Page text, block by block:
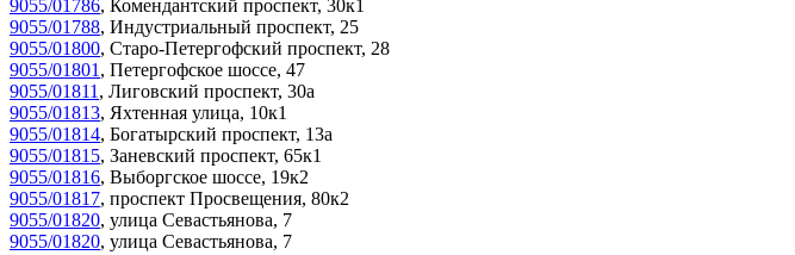
9055/01786, Комендантский проспект, 30к1
9055/01788, Индустриальный проспект, 25
9055/01800, Старо-Петергофский проспект, 28
9055/01801 , Петергофское шоссе, 47
9055/01811 , Лиговский проспект, 30а
9055/01813, Яхтенная улица, 10к1
9055/01814, Богатырский проспект, 13а
9055/01815, Заневский проспект, 65к1
9055/01816, Выборгское шоссе, 19к2
9055/01817, проспект Просвещения, 80к2
9055/01820, улица Севастьянова, 7
9055/01820, улица Севастьянова, 7